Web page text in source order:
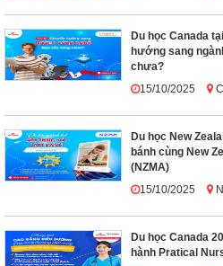
Du học Canada
hướng sang
chưa?
15/10/2025
Du học New
bánh cùng New
(NZMA)
15/10/2025
Du học Canada
hành Pratical